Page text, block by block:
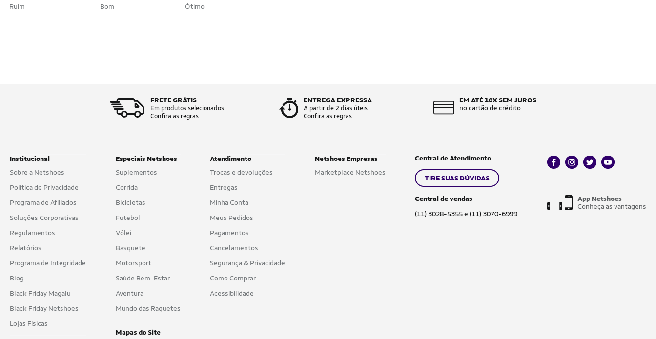
Ruim Bom Ótimo
FRETE GRÁTIS
Em produtos selecionados
Confira as regras
ENTREGA EXPRESSA
A partir de 2 dias úteis
Confira as regras
EM ATÉ 10X SEM JUROS
no cartão de crédito
Institucional
Sobre a Netshoes
Política de Privacidade
Programa de Afiliados
Soluções Corporativas
Regulamentos
Relatórios
Programa de Integridade
Blog
Black Friday Magalu
Black Friday Netshoes
Lojas Físicas
Especiais Netshoes
Suplementos
Corrida
Bicicletas
Futebol
Vôlei
Basquete
Motorsport
Saúde Bem-Estar
Aventura
Mundo das Raquetes
Mapas do Site
Atendimento
Trocas e devoluções
Entregas
Minha Conta
Meus Pedidos
Pagamentos
Cancelamentos
Segurança & Privacidade
Como Comprar
Acessibilidade
Netshoes Empresas
Marketplace Netshoes
Central de Atendimento
TIRE SUAS DÚVIDAS
Central de vendas
(11) 3028-5355 e (11) 3070-6999
facebookinstagram
twitteryoutube
App Netshoes
Conheça as vantagens